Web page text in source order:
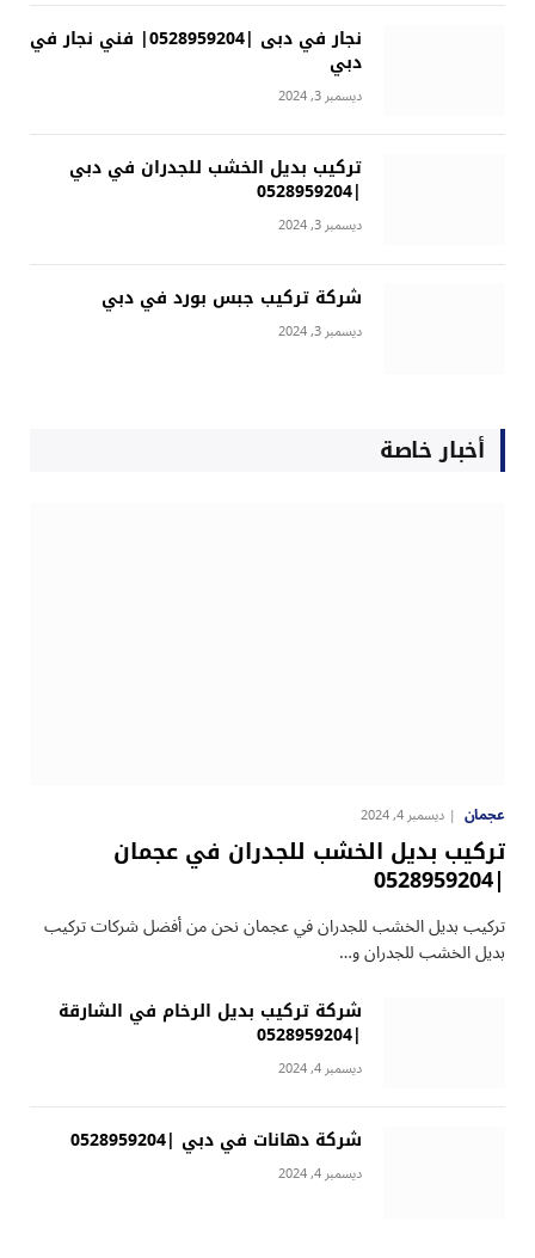
نجار في دبى |0528959204| فني نجار في
دبي
ديسمبر 3, 2024
تركيب بديل الخشب للجدران في دبي
|0528959204
ديسمبر 3, 2024
شركة تركيب جبس بورد في دبي
ديسمبر 3, 2024
أخبار خاصة
عجمان ديسمبر 4, 2024
تركيب بديل الخشب للجدران في عجمان
|0528959204
تركيب بديل الخشب للجدران في عجمان نحن من أفضل شركات تركيب
بديل الخشب للجدران و…
شركة تركيب بديل الرخام في الشارقة
|0528959204
ديسمبر 4, 2024
شركة دهانات في دبي |0528959204
ديسمبر 4, 2024